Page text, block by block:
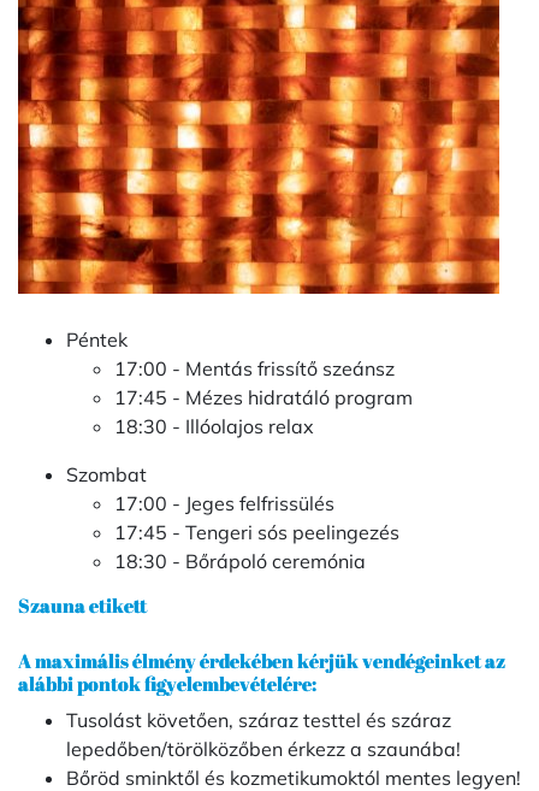
Péntek
17:00 - Mentás frissítő szeánsz
17:45 - Mézes hidratáló program
18:30 - Illóolajos relax
Szombat
17:00 - Jeges felfrissülés
17:45 - Tengeri sós peelingezés
18:30 - Bőrápoló ceremónia
Szauna etikett
A maximális élmény érdekében kérjük vendégeinket az
alábbi pontok figyelembevételére:
Tusolást követően, száraz testtel és száraz
lepedőben/törölközőben érkezz a szaunába!
Bőröd sminktől és kozmetikumoktól mentes legyen!